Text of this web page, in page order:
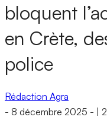
bloquent
en Crète,
police
Rédaction Agra
- 8 décembre 2025 -